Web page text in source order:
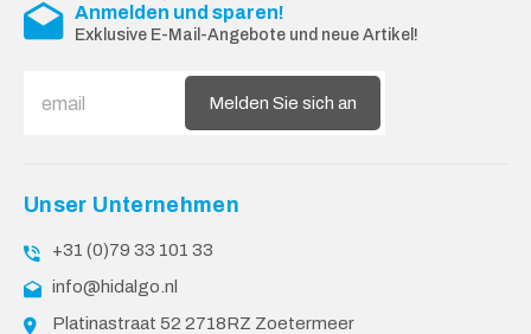
Anmelden und sparen!
Exklusive E-Mail-Angebote und neue Artikel!
Melden Sie sich an
Unser Unternehmen
+31 (0)79 33 101 33
info@hidalgo.nl
Platinastraat 52 2718RZ Zoetermeer